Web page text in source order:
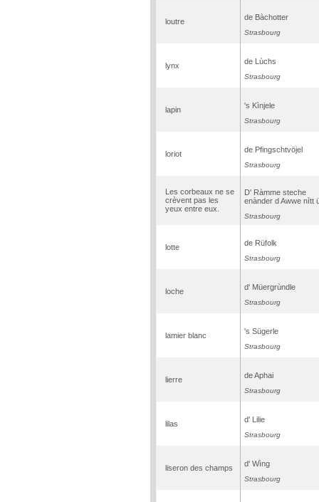
loutre de Bàchotter
Strasbourg
lynx de Lùchs
Strasbourg
lapin 's Kìnjele
Strasbourg
loriot de Pfingschtvöjel
Strasbourg
Les corbeaux ne se
crèvent pas les
yeux entre eux.
D' Ràmme steche
enànder d Awwe nìtt
Strasbourg
lotte de Rüfolk
Strasbourg
loche d' Müergrùndle
Strasbourg
lamier blanc 's Sügerle
Strasbourg
lierre de Aphai
Strasbourg
lilas d' Lilie
Strasbourg
liseron des champs d' Wìng
Strasbourg